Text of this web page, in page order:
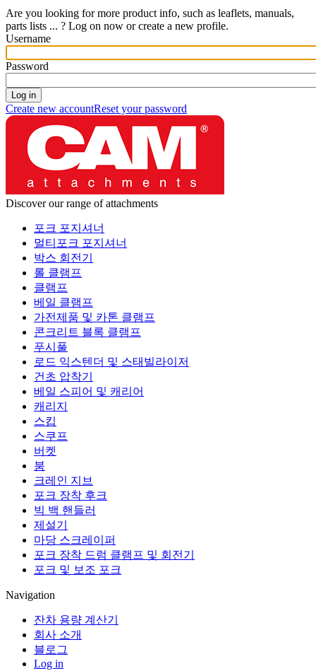
Are you looking for more product info, such as leaflets, manuals,
parts lists ... ? Log on now or create a new profile.
Username
Password
Create new accountReset your password
Discover our range of attachments
포크 포지셔너
멀티포크 포지셔너
박스 회전기
롤 클램프
클램프
베일 클램프
가전제품 및 카톤 클램프
콘크리트 블록 클램프
푸시풀
로드 익스텐더 및 스태빌라이저
건초 압착기
베일 스피어 및 캐리어
캐리지
스킵
스쿠프
버켓
붐
크레인 지브
포크 장착 후크
빅 백 핸들러
제설기
마당 스크레이퍼
포크 장착 드럼 클램프 및 회전기
포크 및 보조 포크
Navigation
잔차 용량 계산기
회사 소개
블로그
Log in